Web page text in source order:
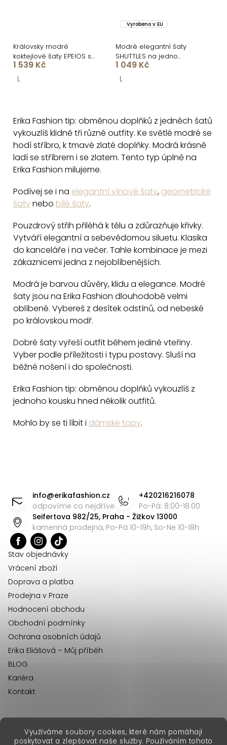
Využíváme soubory cookies, které nám pomáhají
poskytovat a zlepšovat naše služby. Používáním tohoto
Královsky modré
koktejlové šaty EPEIOS s
rozparkem
1 539 Kč
L
Vyrobeno v EU
Modré elegantní šaty
SHUTTLES na jedno
rameno
1 049 Kč
L
l
á
d
í
r
v
k
y
ý
p
i
u
Erika Fashion tip: obměnou doplňků z jedněch šatů
vykouzlíš klidně tři různé outfity. Ke světlé modré se
hodí stříbro, k tmavé zlaté doplňky. Modrá krásně
ladí se stříbrem i se zlatem. Tento typ úplně na
Erika Fashion milujeme.
Podívej se i na elegantní vínové šaty, geometrické
šatynebo bílé šaty.
Pouzdrový střih přiléhá k tělu a zdůrazňuje křivky.
Vytváří elegantní a sebevědomou siluetu. Klasika
do kanceláře i na večer. Tahle kombinace je mezi
zákaznicemi jedna z nejoblíbenějších.
Modrá je barvou důvěry, klidu a elegance. Modré
šaty jsou na Erika Fashion dlouhodobě velmi
oblíbené. Vybereš z desítek odstínů, od nebeské
po královskou modř.
Dobré šaty vyřeší outfit během jediné vteřiny.
Vyber podle příležitosti i typu postavy. Sluší na
běžné nošení i do společnosti.
Erika Fashion tip: obměnou doplňků vykouzlíš z
jednoho kousku hned několik outfitů.
Mohlo by se ti líbit i dámské topy.
info@erikafashion.cz
odpovíme co nejdříve
+420216216078
Po-Pá: 8:00-18:00
Seifertova 982/25, Praha - Žižkov 13000
kamenná prodejna, Po-Pá 10-19h, So-Ne 10-18h
Stav objednávky
Vrácení zboží
Doprava a platba
Prodejna v Praze
Hodnocení obchodu
Obchodní podmínky
Ochrana osobních údajů
Erika Eliášová – Můj příběh
BLOG
Kariéra
Kontakt
erikafashion.sk